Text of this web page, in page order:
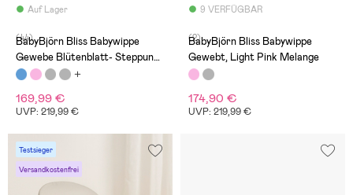
Auf Lager
(44)
BabyBjörn Bliss Babywippe
Gewebe Blütenblatt- Steppung,
Blau
169,99 €
UVP: 219,99 €
9 VERFÜGBAR
(2)
BabyBjörn Bliss Babywippe
Gewebt, Light Pink Melange
174,90 €
UVP: 219,99 €
Testsieger
Versandkostenfrei